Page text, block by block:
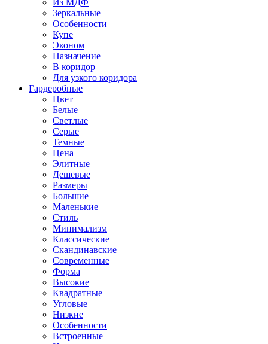
Из МДФ
Зеркальные
Особенности
Купе
Эконом
Назначение
В коридор
Для узкого коридора
Гардеробные
Цвет
Белые
Светлые
Серые
Темные
Цена
Элитные
Дешевые
Размеры
Большие
Маленькие
Стиль
Минимализм
Классические
Скандинавские
Современные
Форма
Высокие
Квадратные
Угловые
Низкие
Особенности
Встроенные